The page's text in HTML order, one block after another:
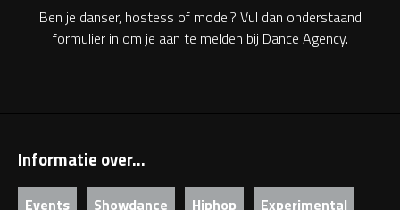
Ben je danser, hostess of model? Vul dan onderstaand
formulier in om je aan te melden bij Dance Agency.
Informatie over...
Events Showdance Hiphop Experimental